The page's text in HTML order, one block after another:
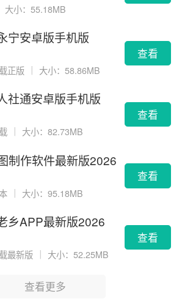
大小：55.18MB
宁安卓版手机版
正版 大小：58.86MB
查看
社通安卓版手机版
大小：82.73MB
查看
制作软件最新版2026
｜ 大小：95.18MB
查看
乡APP最新版2026
最新版 大小：52.25MB
查看
查看更多